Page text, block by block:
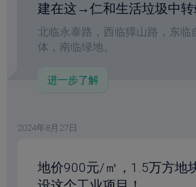
建在这→仁和生活垃圾中转
北临永泰路，西临獐山路，东临
体，南临绿地。
进一步了解
2024年8月27日
地价900元/㎡，1.5万方地